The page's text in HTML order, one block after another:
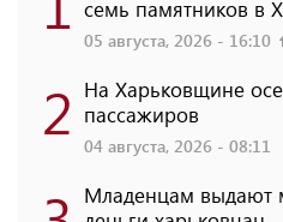
семь памятников в
05 августа, 2026 - 16:10
2 На Харьковщине
пассажиров
04 августа, 2026 - 08:11
Младенцам выдают